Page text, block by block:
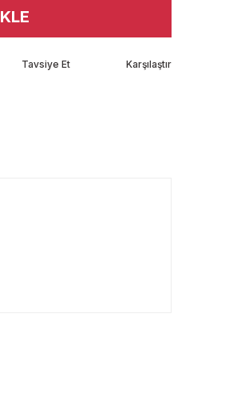
Tavsiye Et Karşılaştır